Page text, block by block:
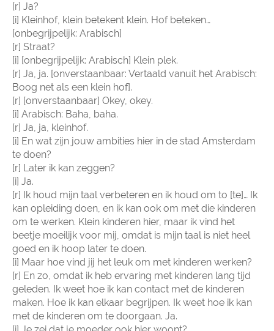
[r] Ja?
[i] Kleinhof, klein betekent klein. Hof beteken…
[onbegrijpelijk: Arabisch]
[r] Straat?
[i] [onbegrijpelijk: Arabisch] Klein plek.
[r] Ja, ja. [onverstaanbaar: Vertaald vanuit het Arabisch:
Boog net als een klein hof].
[r] [onverstaanbaar] Okey, okey.
[i] Arabisch: Baha, baha.
[r] Ja, ja, kleinhof.
[i] En wat zijn jouw ambities hier in de stad Amsterdam
te doen?
[r] Later ik kan zeggen?
[i] Ja.
[r] Ik houd mijn taal verbeteren en ik houd om to [te]… Ik
kan opleiding doen, en ik kan ook om met die kinderen
om te werken. Klein kinderen hier, maar ik vind het
beetje moeilijk voor mij, omdat is mijn taal is niet heel
goed en ik hoop later te doen.
[i] Maar hoe vind jij het leuk om met kinderen werken?
[r] En zo, omdat ik heb ervaring met kinderen lang tijd
geleden. Ik weet hoe ik kan contact met de kinderen
maken. Hoe ik kan elkaar begrijpen. Ik weet hoe ik kan
met de kinderen om te doorgaan. Ja.